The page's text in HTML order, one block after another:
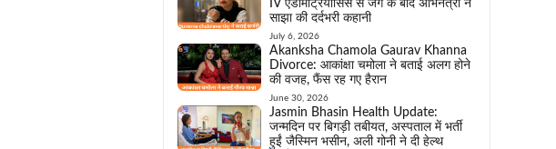
IV एंडोमेट्रियोसिस से जंग के बाद अभिनेत्री ने
साझा की दर्दभरी कहानी
July 6, 2026
Akanksha Chamola Gaurav Khanna
Divorce: आकांक्षा चमोला ने बताई अलग होने
की वजह, फैंस रह गए हैरान
June 30, 2026
Jasmin Bhasin Health Update:
जन्मदिन पर बिगड़ी तबीयत, अस्पताल में भर्ती
हुईं जैस्मिन भसीन, अली गोनी ने दी हेल्थ